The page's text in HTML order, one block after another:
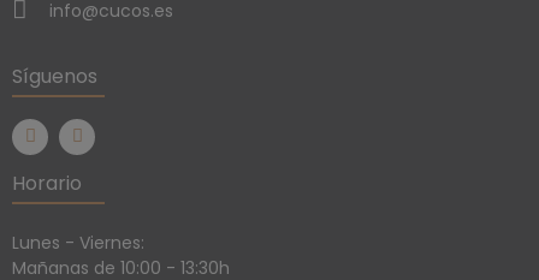
info@cucos.es
Síguenos
Horario
Lunes - Viernes:
Mañanas de 10:00 - 13:30h